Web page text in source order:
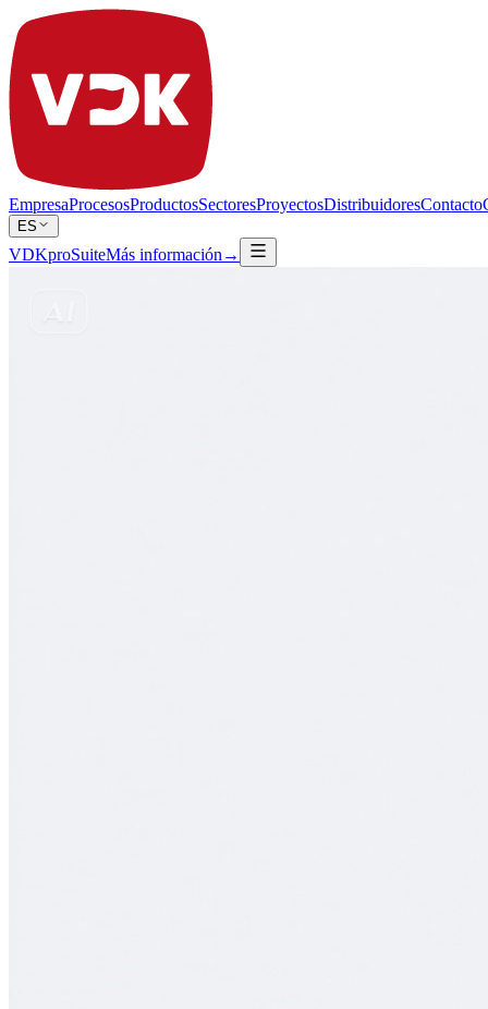
EmpresaProcesosProductosSectoresProyectosDistribuidoresContacto
ES
VDKproSuiteMás información →